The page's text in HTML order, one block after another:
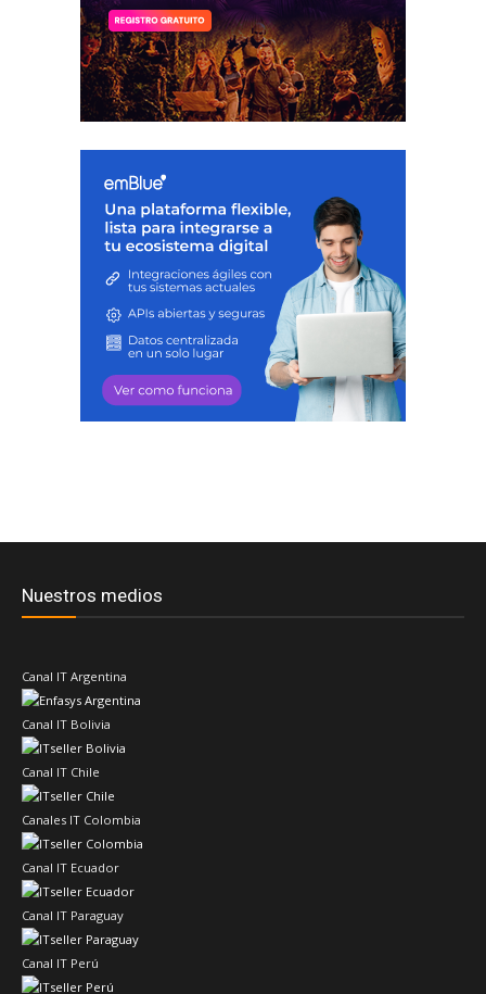
Nuestros medios
Canal IT Argentina
Canal IT Bolivia
Canal IT Chile
Canales IT Colombia
Canal IT Ecuador
Canal IT Paraguay
Canal IT Perú